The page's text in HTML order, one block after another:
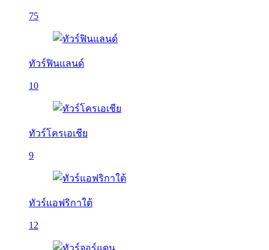
75
ทัวร์ฟินแลนด์
10
ทัวร์โครเอเชีย
9
ทัวร์แอฟริกาใต้
12